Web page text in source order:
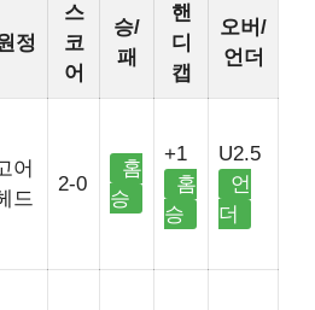
정
스
코
어
승/
패
핸
디
캡
오버/
언더
어
드
2-0
홈
승
+1
홈
승
U2.5
언
더